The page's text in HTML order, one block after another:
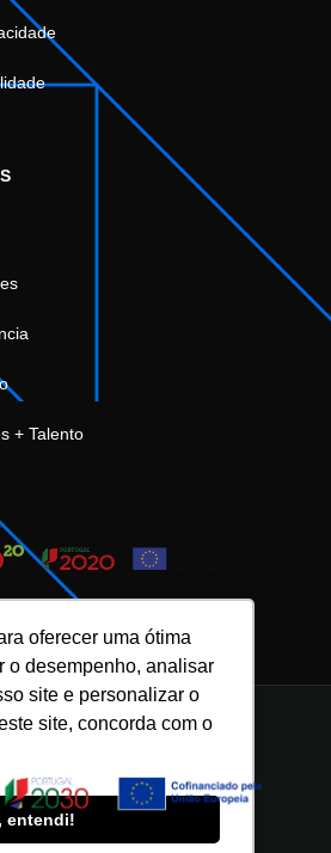
oferecer uma ótima
o desempenho, analisar
site e personalizar o
site, concorda com o
entendi!
+ Talento
Business Solutions © 2023 |
e Proteção de Dados
|
Política da Qualidade